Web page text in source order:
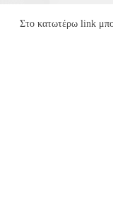
Στo κατωτέρω link